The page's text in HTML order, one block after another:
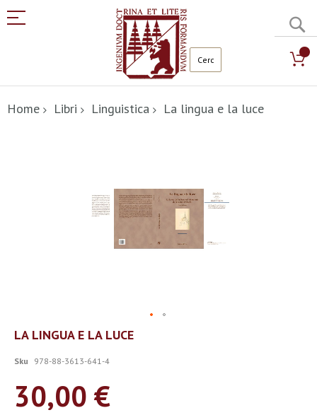
al
contenuto
Home Libri Linguistica La lingua e la luce
Vai
all'inizio
galleria
immagini
LA LINGUA E LA LUCE
Sku 978-88-3613-641-4
30,00 €